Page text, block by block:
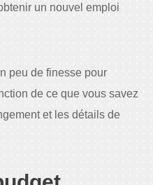
un nouvel emploi
peu de finesse pour
de ce que vous savez
et les détails de